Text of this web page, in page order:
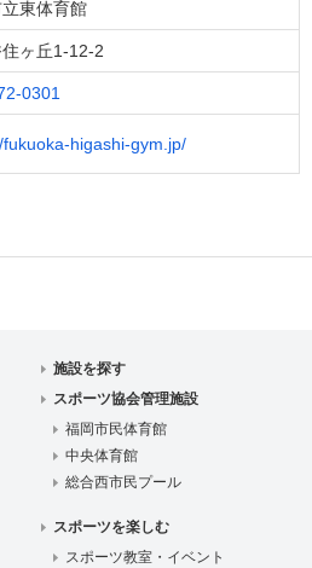
東体育館
ヶ丘1-12-2
0301
fukuoka-higashi-gym.jp/
施設を探す
スポーツ協会管理施設
福岡市民体育館
中央体育館
総合西市民プール
スポーツを楽しむ
スポーツ教室・イベント